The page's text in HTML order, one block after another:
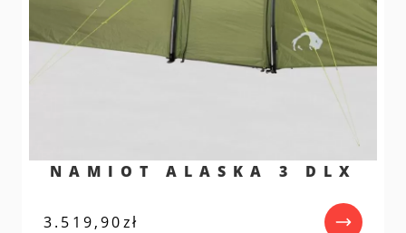
NAMIOT ALASKA 3 DLX
3.519,90zł